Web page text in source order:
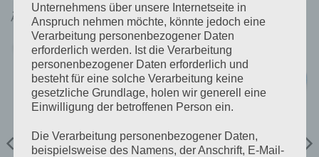
ÄHNLICHE PRODUKTE
Unternehmens über unsere Internetseite in
Anspruch nehmen möchte, könnte jedoch eine
Verarbeitung personenbezogener Daten
erforderlich werden. Ist die Verarbeitung
personenbezogener Daten erforderlich und
besteht für eine solche Verarbeitung keine
gesetzliche Grundlage, holen wir generell eine
Einwilligung der betroffenen Person ein.
Die Verarbeitung personenbezogener Daten,
beispielsweise des Namens, der Anschrift, E-Mail-